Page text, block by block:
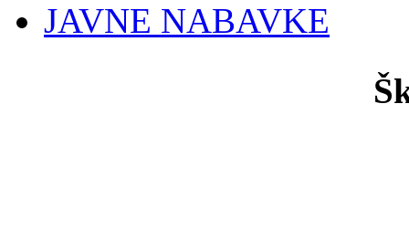
JAVNE NABAVKE